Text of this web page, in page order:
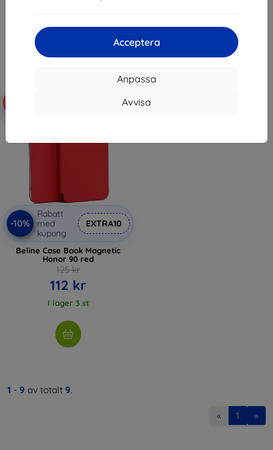
Acceptera
Anpassa
Avvisa
I lager 3 st I lager > 5 st
-10%
Rabatt
med
kupong
EXTRA10
Beline Case Book Magnetic
Honor 90 red
125 kr
112 kr
I lager 3 st
1 - 9 av totalt 9.
« 1 »